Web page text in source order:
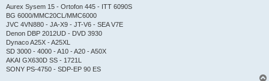
Aurex Sysem 15 - Ortofon 445 - ITT 6090S
BG 6000/MMC20CL/MMC6000
JVC 4VN880 - JA-X9 - JT-V6 - SEA V7E
Denon DBP 2012UD - DVD 3930
Dynaco A25X - A25XL
SD 3000 - 4000 - A10 - A20 - A50X
AKAI GX630D SS - 1721L
SONY PS-4750 - SDP-EP 90 ES